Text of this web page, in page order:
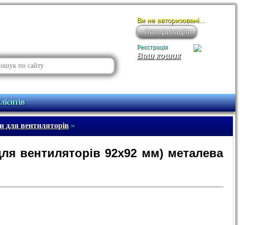
Ваш кошик
Ви не авторизовані...
Авторизація
Реєстрація
для вентиляторів»
вентиляторів 92х92 мм) металева